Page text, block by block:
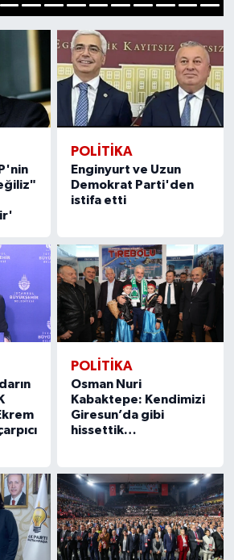
POLITIKA
Enginyurt ve Uzun
Demokrat Parti'den
istifa etti
POLITIKA
Osman Nuri
Kabaktepe: Kendimizi
Giresun’da gibi
hissettik…